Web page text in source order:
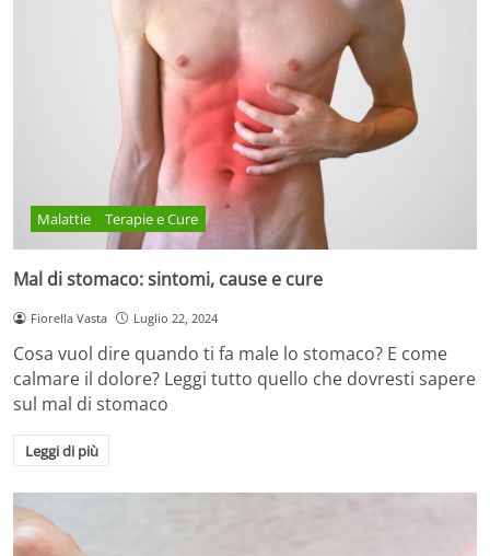
Malattie Terapie e Cure
Mal di stomaco: sintomi, cause e cure
Fiorella Vasta Luglio 22, 2024
Cosa vuol dire quando ti fa male lo stomaco? E come
calmare il dolore? Leggi tutto quello che dovresti sapere
sul mal di stomaco
Leggi di più